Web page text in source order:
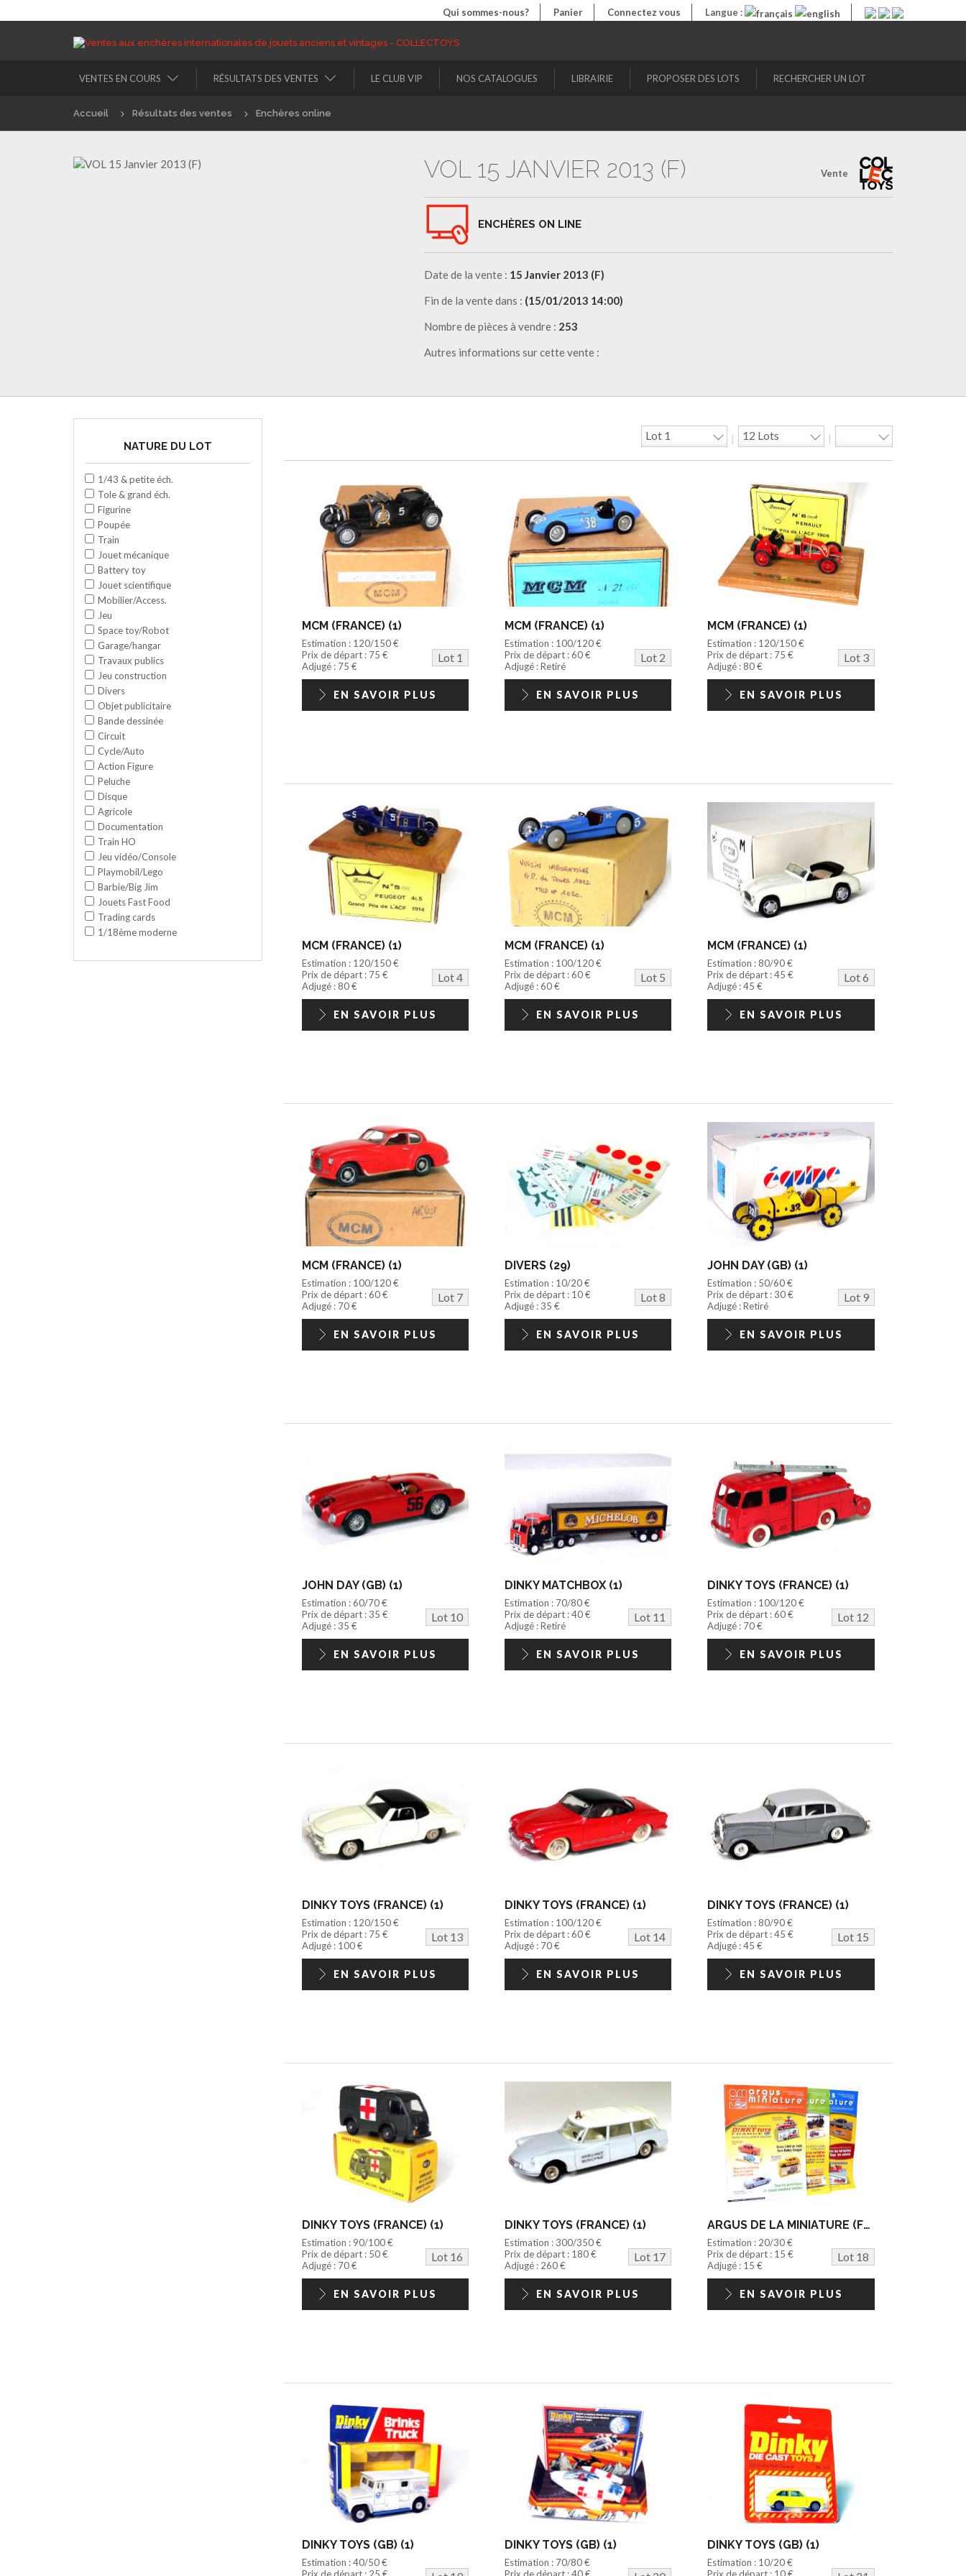
Qui sommes-nous? Panier Connectez vous Langue :
VENTES EN COURS RÉSULTATS DES VENTES LE CLUB VIP NOS CATALOGUES LIBRAIRIE PROPOSER DES LOTS RECHERCHER UN LOT
Accueil Résultats des ventes Enchères online
Vente
VOL 15 JANVIER 2013 (F)
ENCHÈRES ON LINE
Date de la vente : 15 Janvier 2013 (F)
Fin de la vente dans : (15/01/2013 14:00)
Nombre de pièces à vendre : 253
Autres informations sur cette vente :
NATURE DU LOT
1/43 & petite éch.
Tole & grand éch.
Figurine
Poupée
Train
Jouet mécanique
Battery toy
Jouet scientifique
Mobilier/Access.
Jeu
Space toy/Robot
Garage/hangar
Travaux publics
Jeu construction
Divers
Objet publicitaire
Bande dessinée
Circuit
Cycle/Auto
Action Figure
Peluche
Disque
Agricole
Documentation
Train HO
Jeu vidéo/Console
Playmobil/Lego
Barbie/Big Jim
Jouets Fast Food
Trading cards
1/18ème moderne
MCM (FRANCE) (1)
Estimation : 120/150 €
Prix de départ : 75 €
Lot 1
Adjugé : 75 €
EN SAVOIR PLUS
MCM (FRANCE) (1)
Estimation : 100/120 €
Prix de départ : 60 €
Lot 2
Adjugé : Retiré
EN SAVOIR PLUS
MCM (FRANCE) (1)
Estimation : 120/150 €
Prix de départ : 75 €
Lot 3
Adjugé : 80 €
EN SAVOIR PLUS
MCM (FRANCE) (1)
Estimation : 120/150 €
Prix de départ : 75 €
Lot 4
Adjugé : 80 €
EN SAVOIR PLUS
MCM (FRANCE) (1)
Estimation : 100/120 €
Prix de départ : 60 €
Lot 5
Adjugé : 60 €
EN SAVOIR PLUS
MCM (FRANCE) (1)
Estimation : 80/90 €
Prix de départ : 45 €
Lot 6
Adjugé : 45 €
EN SAVOIR PLUS
MCM (FRANCE) (1)
Estimation : 100/120 €
Prix de départ : 60 €
Lot 7
Adjugé : 70 €
EN SAVOIR PLUS
DIVERS (29)
Estimation : 10/20 €
Prix de départ : 10 €
Lot 8
Adjugé : 35 €
EN SAVOIR PLUS
JOHN DAY (GB) (1)
Estimation : 50/60 €
Prix de départ : 30 €
Lot 9
Adjugé : Retiré
EN SAVOIR PLUS
JOHN DAY (GB) (1)
Estimation : 60/70 €
Prix de départ : 35 €
Lot 10
Adjugé : 35 €
EN SAVOIR PLUS
DINKY MATCHBOX (1)
Estimation : 70/80 €
Prix de départ : 40 €
Lot 11
Adjugé : Retiré
EN SAVOIR PLUS
DINKY TOYS (FRANCE) (1)
Estimation : 100/120 €
Prix de départ : 60 €
Lot 12
Adjugé : 70 €
EN SAVOIR PLUS
DINKY TOYS (FRANCE) (1)
Estimation : 120/150 €
Prix de départ : 75 €
Lot 13
Adjugé : 100 €
EN SAVOIR PLUS
DINKY TOYS (FRANCE) (1)
Estimation : 100/120 €
Prix de départ : 60 €
Lot 14
Adjugé : 70 €
EN SAVOIR PLUS
DINKY TOYS (FRANCE) (1)
Estimation : 80/90 €
Prix de départ : 45 €
Lot 15
Adjugé : 45 €
EN SAVOIR PLUS
DINKY TOYS (FRANCE) (1)
Estimation : 90/100 €
Prix de départ : 50 €
Lot 16
Adjugé : 70 €
EN SAVOIR PLUS
DINKY TOYS (FRANCE) (1)
Estimation : 300/350 €
Prix de départ : 180 €
Lot 17
Adjugé : 260 €
EN SAVOIR PLUS
ARGUS DE LA MINIATURE (FRANCE) (3)
Estimation : 20/30 €
Prix de départ : 15 €
Lot 18
Adjugé : 15 €
EN SAVOIR PLUS
DINKY TOYS (GB) (1)
Estimation : 40/50 €
Prix de départ : 25 €
DINKY TOYS (GB) (1)
Estimation : 70/80 €
Prix de départ : 40 €
DINKY TOYS (GB) (1)
Estimation : 10/20 €
Prix de départ : 10 €